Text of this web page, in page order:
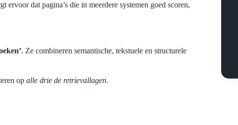
ervoor dat pagina’s die in meerdere systemen goed scoren,
. Ze combineren semantische, tekstuele en structurele
op alle drie de retrievallagen.